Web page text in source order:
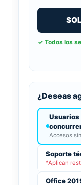
✓ Todos los
¿Deseas
Usuarios
Accesos
Soporte
*Aplican
Office